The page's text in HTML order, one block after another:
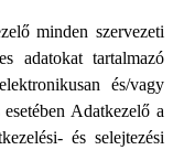
minden szervezeti
adatokat tartalmazó
és/vagy
Adatkezelő a
és selejtezési